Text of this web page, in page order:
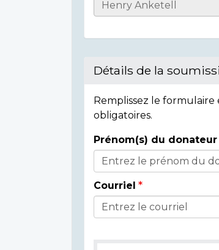
Informations
l'individu
Détails de la
Remplissez le formulaire
obligatoires.
Détails
du
donateur
Prénom(s) du donateur
Courriel